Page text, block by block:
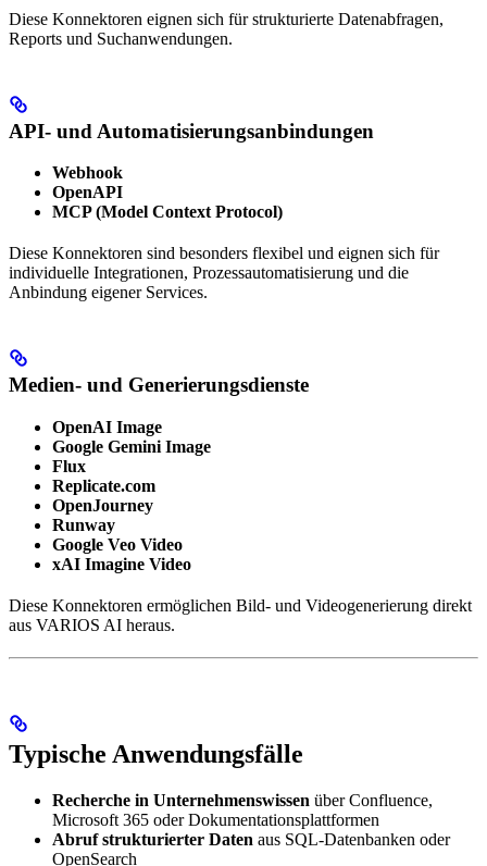
Diese Konnektoren eignen sich für strukturierte Datenabfragen,
Reports und Suchanwendungen.
API- und Automatisierungsanbindungen
Webhook
OpenAPI
MCP (Model Context Protocol)
Diese Konnektoren sind besonders flexibel und eignen sich für
individuelle Integrationen, Prozessautomatisierung und die
Anbindung eigener Services.
Medien- und Generierungsdienste
OpenAI Image
Google Gemini Image
Flux
Replicate.com
OpenJourney
Runway
Google Veo Video
xAI Imagine Video
Diese Konnektoren ermöglichen Bild- und Videogenerierung direkt
aus VARIOS AI heraus.
Typische Anwendungsfälle
Recherche in Unternehmenswissen über Confluence,
Microsoft 365 oder Dokumentationsplattformen
Abruf strukturierter Daten aus SQL-Datenbanken oder
OpenSearch